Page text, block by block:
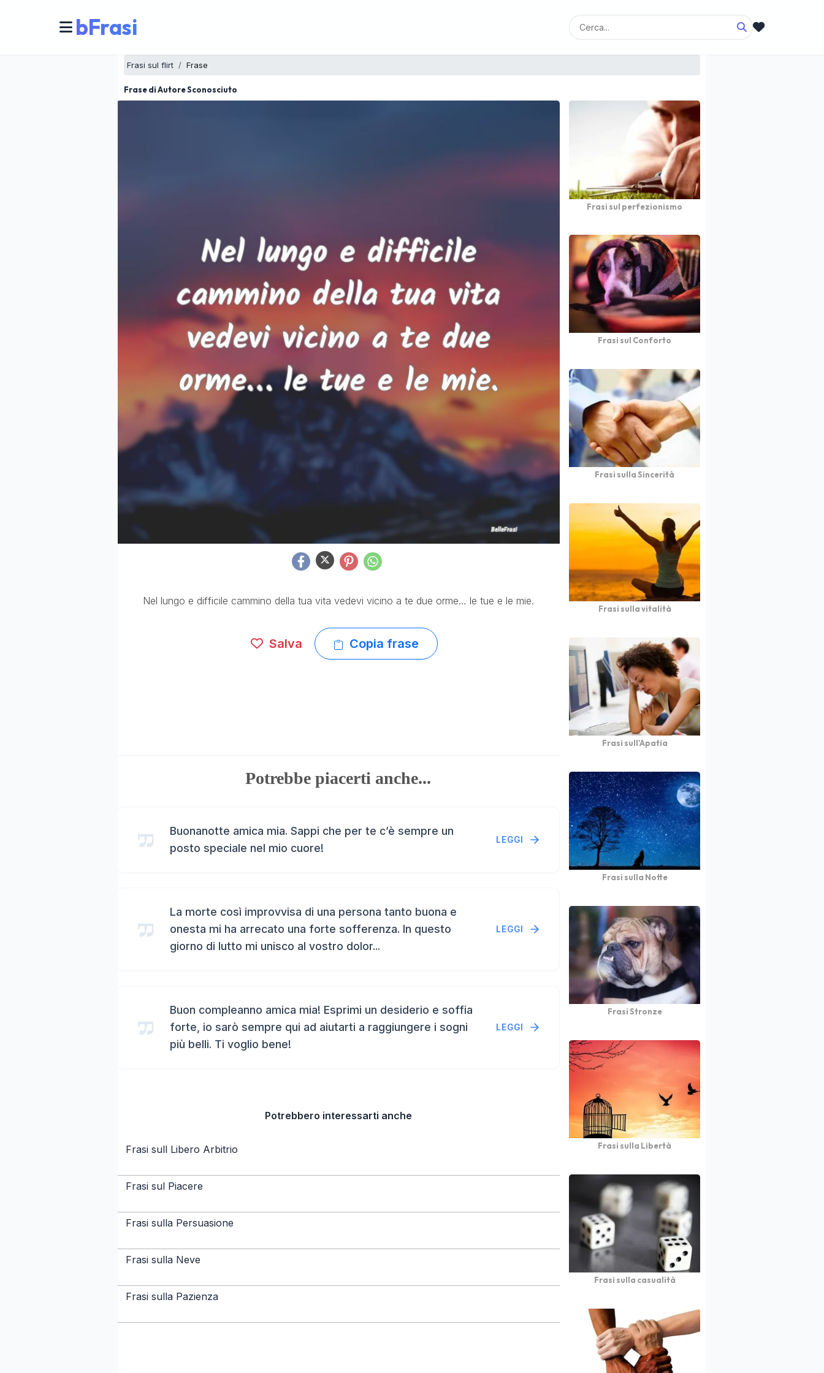
bFrasi
Frasi sul flirt Frase
Frase di Autore Sconosciuto
Nel lungo e difficile cammino della tua vita vedevi vicino a te due orme… le tue e le mie.
Salva Copia frase
Potrebbe piacerti anche...
Buonanotte amica mia. Sappi che per te c’è sempre un
posto speciale nel mio cuore!
LEGGI
La morte così improvvisa di una persona tanto buona e
onesta mi ha arrecato una forte sofferenza. In questo
giorno di lutto mi unisco al vostro dolor...
LEGGI
Buon compleanno amica mia! Esprimi un desiderio e soffia
forte, io sarò sempre qui ad aiutarti a raggiungere i sogni
più belli. Ti voglio bene!
LEGGI
Potrebbero interessarti anche
Frasi sull Libero Arbitrio
Frasi sul Piacere
Frasi sulla Persuasione
Frasi sulla Neve
Frasi sulla Pazienza
Frasi sul perfezionismo
Frasi sul Conforto
Frasi sulla Sincerità
Frasi sulla vitalità
Frasi sull'Apatia
Frasi sulla Notte
Frasi Stronze
Frasi sulla Libertà
Frasi sulla casualità